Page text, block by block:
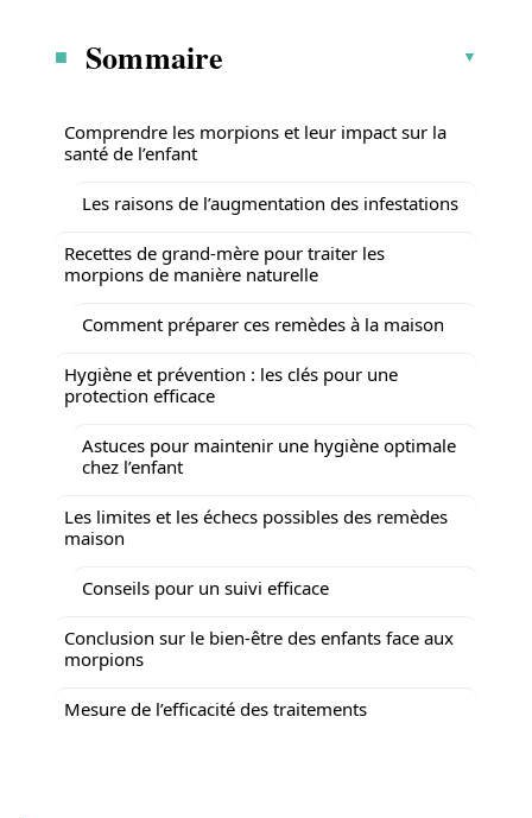
Sommaire
Comprendre les morpions et leur impact sur la
santé de l’enfant
Les raisons de l’augmentation des infestations
Recettes de grand-mère pour traiter les
morpions de manière naturelle
Comment préparer ces remèdes à la maison
Hygiène et prévention : les clés pour une
protection efficace
Astuces pour maintenir une hygiène optimale
chez l’enfant
Les limites et les échecs possibles des remèdes
maison
Conseils pour un suivi efficace
Conclusion sur le bien-être des enfants face aux
morpions
Mesure de l’efficacité des traitements